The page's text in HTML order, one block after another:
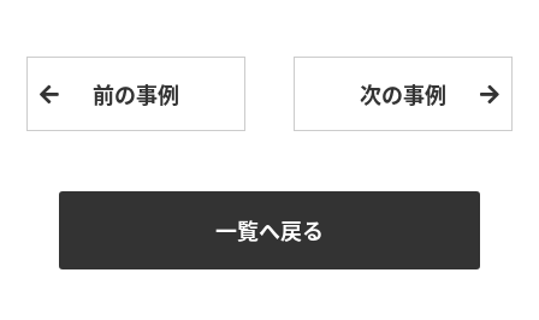
前の事例 次の事例
一覧へ戻る